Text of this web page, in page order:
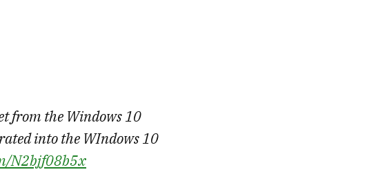
from the Windows 10
into the WIndows 10
N2bjf08b5x